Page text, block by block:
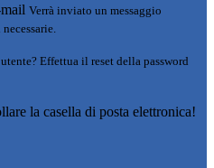
Verrà inviato un messaggio
Effettua il reset della password
la casella di posta elettronica!